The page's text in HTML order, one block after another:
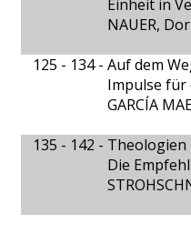
Einheit in
NAUER,
125 - 134 - Auf dem
Impulse für
GARCÍA
135 - 142 - Theologien
Die